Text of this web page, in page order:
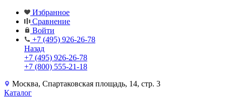
Избранное
Сравнение
Войти
+7 (495) 926-26-78
Назад
+7 (495) 926-26-78
+7 (800) 555-21-18
Москва, Спартаковская площадь, 14, стр. 3
Каталог